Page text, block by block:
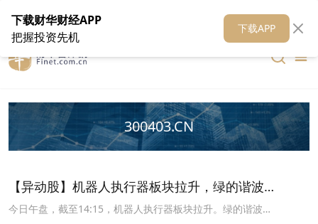
在线客服 关于我们 财华媒体矩阵 财华智库
300403.CN
【异动股】机器人执行器板块拉升，绿的谐波
(688017.CN)涨17.66%
今日午盘，截至14:15，机器人执行器板块拉升。绿的谐波
下载财华财经APP
把握投资先机
下载APP